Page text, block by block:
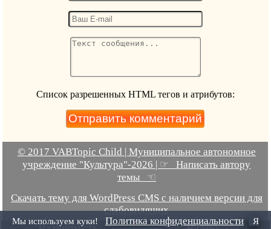
Список разрешенных HTML тегов и атрибутов:
© 2017 VABTopic Child | Муниципальное автономное
учреждение "Культура"-2026 | ☞ Написать автору
темы ☜
Скачать тему для WordPress CMS с наличием версии для
слабовидящих
Мы используем куки! Политика конфиденциальности
Я